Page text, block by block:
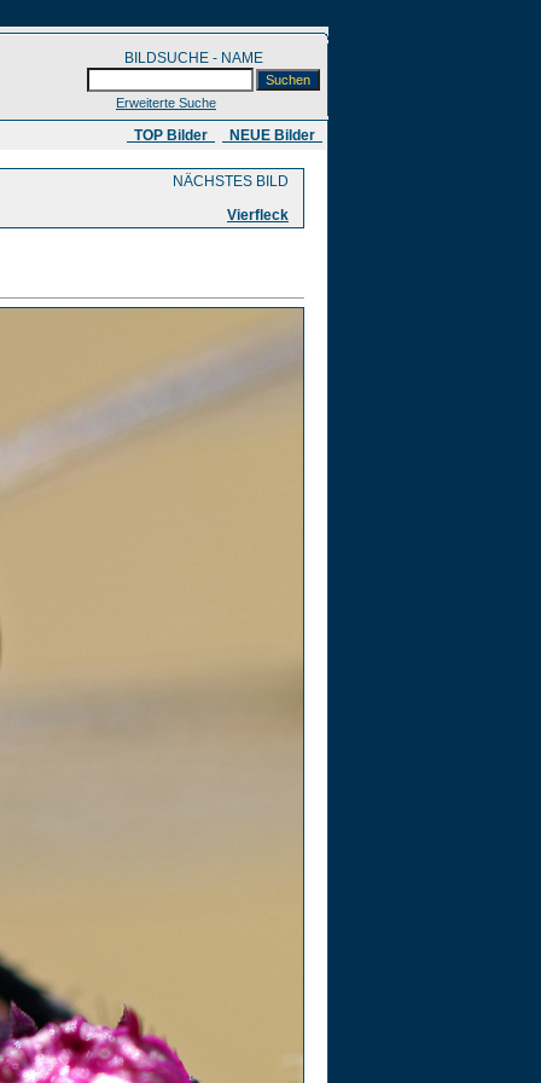
BILDSUCHE - NAME
Erweiterte Suche
​ TOP Bilder NEUE Bilder
NÄCHSTES BILD
Vierfleck